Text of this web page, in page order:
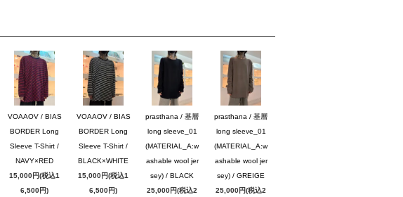
VOAAOV / BIAS
BORDER Long
Sleeve T-Shirt /
NAVY×RED
15,000円(税込1
6,500円)
VOAAOV / BIAS
BORDER Long
Sleeve T-Shirt /
BLACK×WHITE
15,000円(税込1
6,500円)
prasthana / 基層
long sleeve_01
(MATERIAL_A:w
ashable wool jer
sey) / BLACK
25,000円(税込2
prasthana / 基層
long sleeve_01
(MATERIAL_A:w
ashable wool jer
sey) / GREIGE
25,000円(税込2